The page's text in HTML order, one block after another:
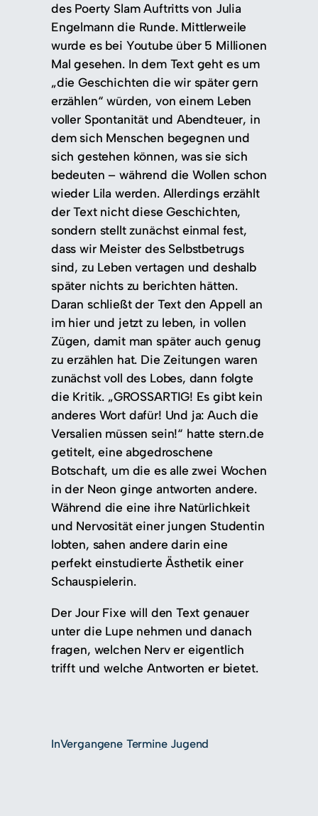
des Poerty Slam Auftritts von Julia
Engelmann die Runde. Mittlerweile
wurde es bei Youtube über 5 Millionen
Mal gesehen. In dem Text geht es um
„die Geschichten die wir später gern
erzählen“ würden, von einem Leben
voller Spontanität und Abendteuer, in
dem sich Menschen begegnen und
sich gestehen können, was sie sich
bedeuten – während die Wollen schon
wieder Lila werden. Allerdings erzählt
der Text nicht diese Geschichten,
sondern stellt zunächst einmal fest,
dass wir Meister des Selbstbetrugs
sind, zu Leben vertagen und deshalb
später nichts zu berichten hätten.
Daran schließt der Text den Appell an
im hier und jetzt zu leben, in vollen
Zügen, damit man später auch genug
zu erzählen hat. Die Zeitungen waren
zunächst voll des Lobes, dann folgte
die Kritik. „GROSSARTIG! Es gibt kein
anderes Wort dafür! Und ja: Auch die
Versalien müssen sein!“ hatte stern.de
getitelt, eine abgedroschene
Botschaft, um die es alle zwei Wochen
in der Neon ginge antworten andere.
Während die eine ihre Natürlichkeit
und Nervosität einer jungen Studentin
lobten, sahen andere darin eine
perfekt einstudierte Ästhetik einer
Schauspielerin.
Der Jour Fixe will den Text genauer
unter die Lupe nehmen und danach
fragen, welchen Nerv er eigentlich
trifft und welche Antworten er bietet.
InVergangene Termine Jugend